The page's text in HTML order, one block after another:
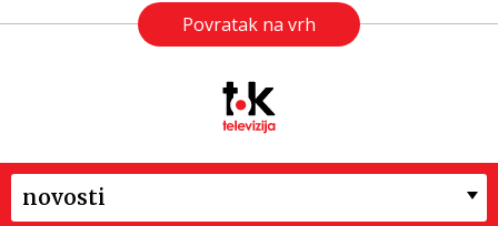
Povratak na vrh
novosti